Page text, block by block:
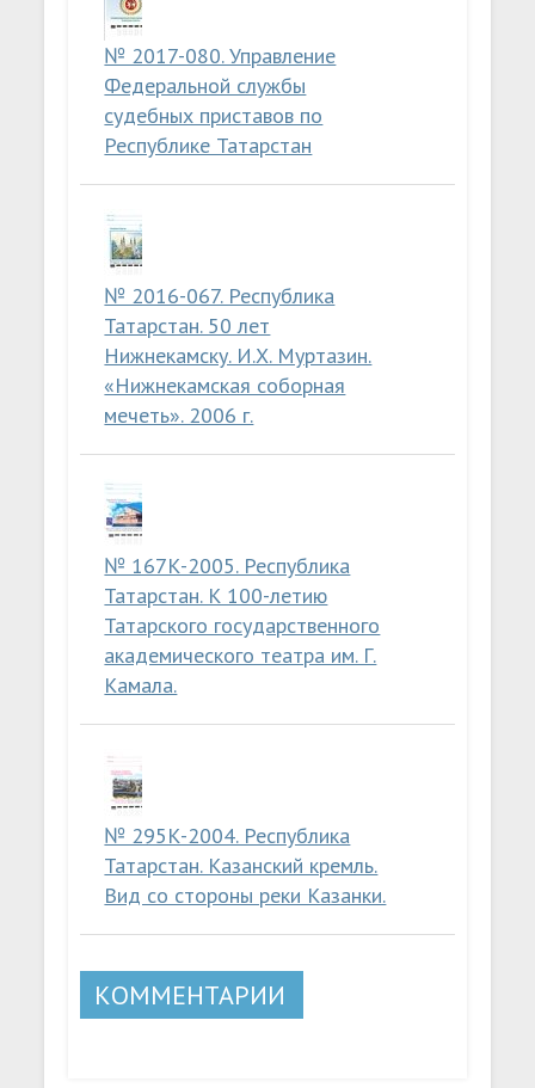
№ 2017-080. Управление
Федеральной службы
судебных приставов по
Республике Татарстан
№ 2016-067. Республика
Татарстан. 50 лет
Нижнекамску. И.Х. Муртазин.
«Нижнекамская соборная
мечеть». 2006 г.
№ 167К-2005. Республика
Татарстан. К 100-летию
Татарского государственного
академического театра им. Г.
Камала.
№ 295К-2004. Республика
Татарстан. Казанский кремль.
Вид со стороны реки Казанки.
КОММЕНТАРИИ